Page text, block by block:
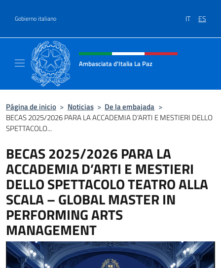
Gobierno italiano IT ES
Encabezado del sitio web,
Ambasciata d'Italia La Paz
Página de inicio > Noticias > De la embajada >
BECAS 2025/2026 PARA LA ACCADEMIA D’ARTI E MESTIERI DELLO
SPETTACOLO...
BECAS 2025/2026 PARA LA
ACCADEMIA D’ARTI E MESTIERI
DELLO SPETTACOLO TEATRO ALLA
SCALA – GLOBAL MASTER IN
PERFORMING ARTS
MANAGEMENT